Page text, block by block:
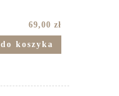
69,00 zł
do koszyka